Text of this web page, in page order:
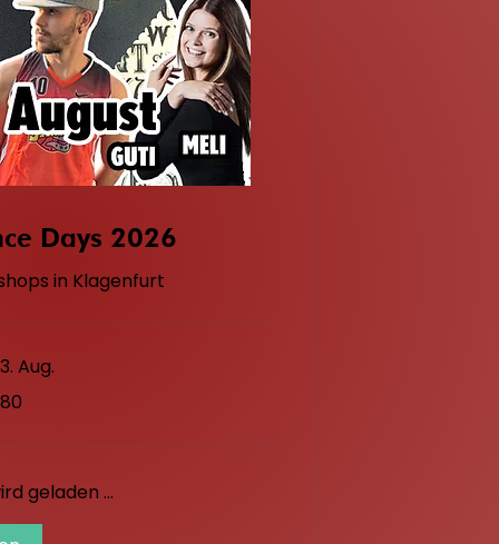
Days 2026
in Klagenfurt
Aug.
geladen ...